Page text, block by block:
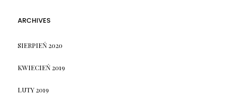
ARCHIVES
SIERPIEŃ 2020
KWIECIEŃ 2019
LUTY 2019